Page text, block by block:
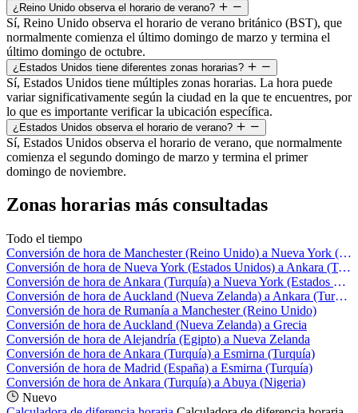
¿Reino Unido observa el horario de verano?
Sí, Reino Unido observa el horario de verano británico (BST), que
normalmente comienza el último domingo de marzo y termina el
último domingo de octubre.
¿Estados Unidos tiene diferentes zonas horarias?
Sí, Estados Unidos tiene múltiples zonas horarias. La hora puede
variar significativamente según la ciudad en la que te encuentres, por
lo que es importante verificar la ubicación específica.
¿Estados Unidos observa el horario de verano?
Sí, Estados Unidos observa el horario de verano, que normalmente
comienza el segundo domingo de marzo y termina el primer
domingo de noviembre.
Zonas horarias más consultadas
Todo el tiempo
Conversión de hora de Manchester (Reino Unido) a Nueva York (Estados Unidos)
Conversión de hora de Nueva York (Estados Unidos) a Ankara (Turquía)
Conversión de hora de Ankara (Turquía) a Nueva York (Estados Unidos)
Conversión de hora de Auckland (Nueva Zelanda) a Ankara (Turquía)
Conversión de hora de Rumanía a Manchester (Reino Unido)
Conversión de hora de Auckland (Nueva Zelanda) a Grecia
Conversión de hora de Alejandría (Egipto) a Nueva Zelanda
Conversión de hora de Ankara (Turquía) a Esmirna (Turquía)
Conversión de hora de Madrid (España) a Esmirna (Turquía)
Conversión de hora de Ankara (Turquía) a Abuya (Nigeria)
Nuevo